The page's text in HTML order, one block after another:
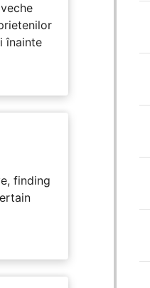
înainte
finding